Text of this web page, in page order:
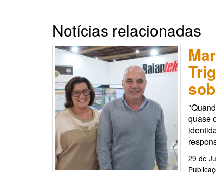
Notícias relacionadas
quase
29 de